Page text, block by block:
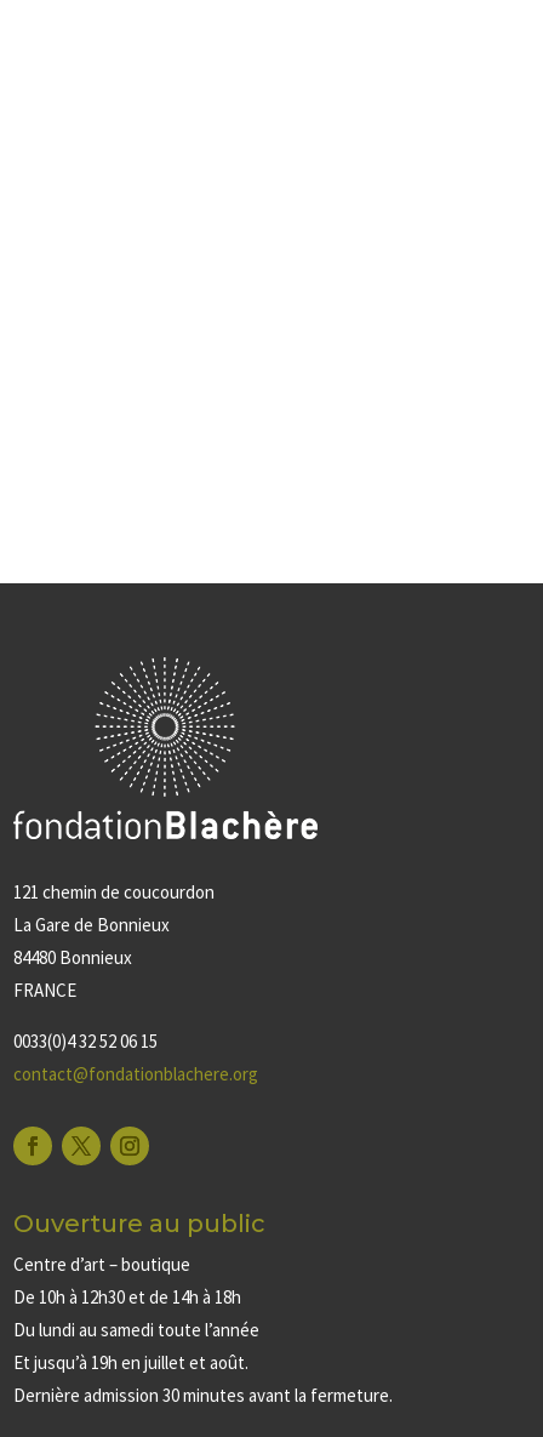
121 chemin de coucourdon
La Gare de Bonnieux
84480 Bonnieux
FRANCE
0033(0)4 32 52 06 15
contact@fondationblachere.org
Ouverture au public
Centre d’art – boutique
De 10h à 12h30 et de 14h à 18h
Du lundi au samedi toute l’année
Et jusqu’à 19h en juillet et août.
Dernière admission 30 minutes avant la fermeture.